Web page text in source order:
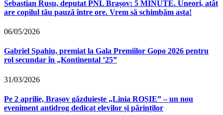
Sebastian Rusu, deputat PNL Brașov: 5 MINUTE. Uneori, atât
are copilul tău pauză între ore. Vrem să schimbăm asta!
06/05/2026
Gabriel Spahiu, premiat la Gala Premiilor Gopo 2026 pentru
rol secundar în „Kontinental ’25”
31/03/2026
Pe 2 aprilie, Brașov găzduiește „Linia ROȘIE” – un nou
eveniment antidrog dedicat elevilor și părinților